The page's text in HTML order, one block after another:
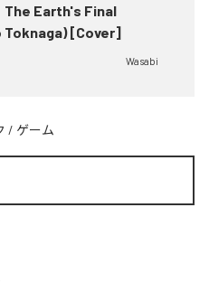
The Earth's Final
[Cover]
Wasabi
/ ゲーム